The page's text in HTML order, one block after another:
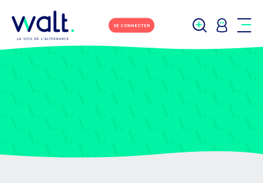
SE CONNECTER